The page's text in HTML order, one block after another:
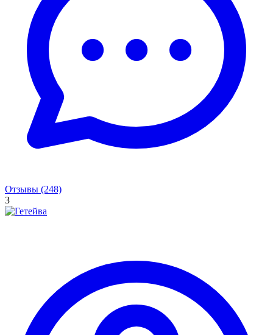
Отзывы (248)
3